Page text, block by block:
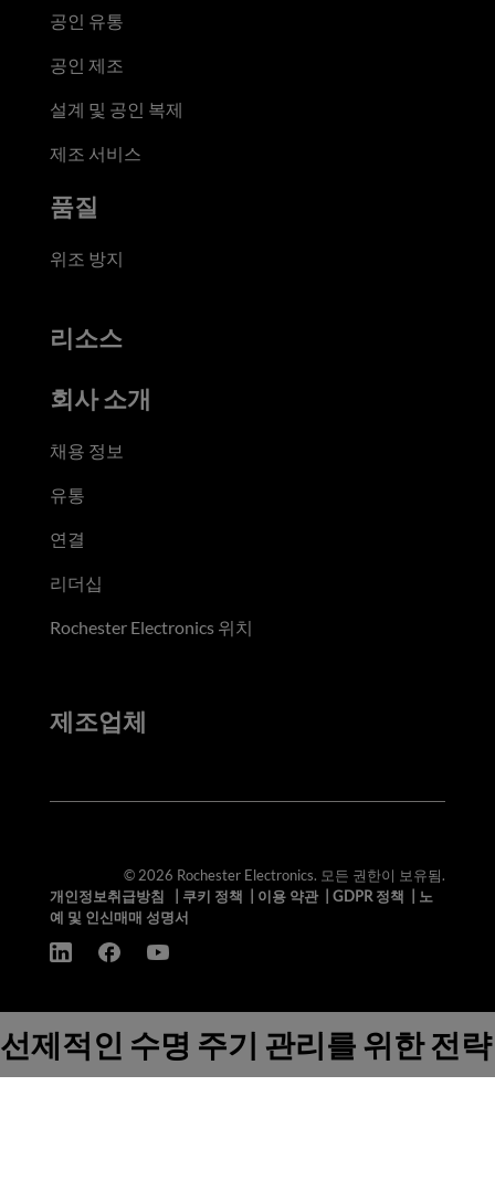
공인 유통
공인 제조
설계 및 공인 복제
제조 서비스
품질
위조 방지
리소스
회사 소개
채용 정보
유통
연결
리더십
Rochester Electronics 위치
제조업체
© 2026 Rochester Electronics. 모든 권한이 보유됨.
개인정보취급방침
쿠키 정책 이용 약관| GDPR 정책
노
예 및 인신매매 성명서
선제적인 수명 주기 관리를 위한 전략